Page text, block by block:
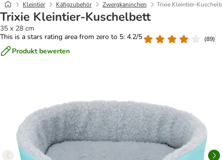
Kleintier Käfigzubehör Zwergkaninchen Trixie Kleintier-
Trixie Kleintier-Kuschelbett
35 x 28 cm
This is a stars rating area from zero to 5: 4.2/5
(89)
Produkt bewerten